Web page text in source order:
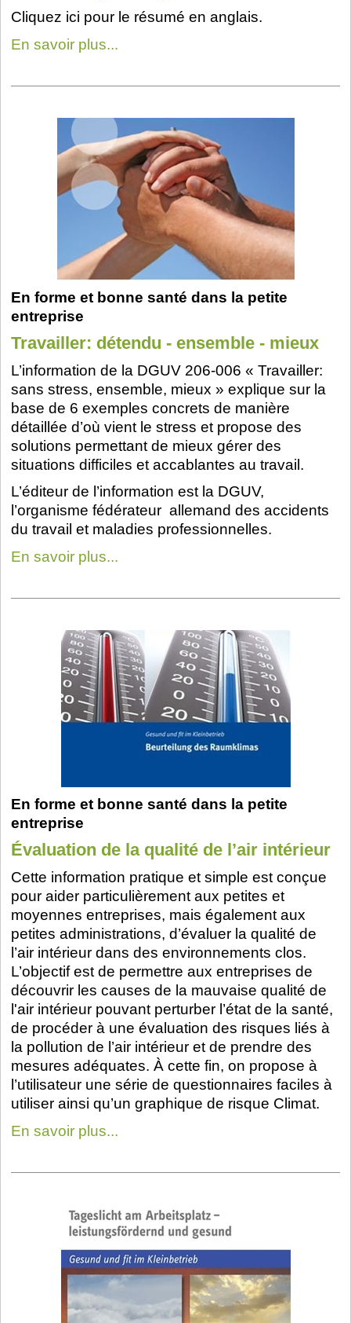
Cliquez ici pour le résumé en anglais.
En savoir plus...
En forme et bonne santé dans la petite
entreprise
Travailler: détendu - ensemble - mieux
L’information de la DGUV 206-006 « Travailler:
sans stress, ensemble, mieux » explique sur la
base de 6 exemples concrets de manière
détaillée d’où vient le stress et propose des
solutions permettant de mieux gérer des
situations difficiles et accablantes au travail.
L’éditeur de l’information est la DGUV,
l’organisme fédérateur allemand des accidents
du travail et maladies professionnelles.
En savoir plus...
En forme et bonne santé dans la petite
entreprise
Évaluation de la qualité de l’air intérieur
Cette information pratique et simple est conçue
pour aider particulièrement aux petites et
moyennes entreprises, mais également aux
petites administrations, d’évaluer la qualité de
l’air intérieur dans des environnements clos.
L’objectif est de permettre aux entreprises de
découvrir les causes de la mauvaise qualité de
l'air intérieur pouvant perturber l’état de la santé,
de procéder à une évaluation des risques liés à
la pollution de l’air intérieur et de prendre des
mesures adéquates. À cette fin, on propose à
l’utilisateur une série de questionnaires faciles à
utiliser ainsi qu’un graphique de risque Climat.
En savoir plus...